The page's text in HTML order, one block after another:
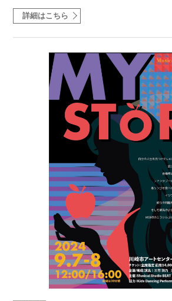
詳細はこちら